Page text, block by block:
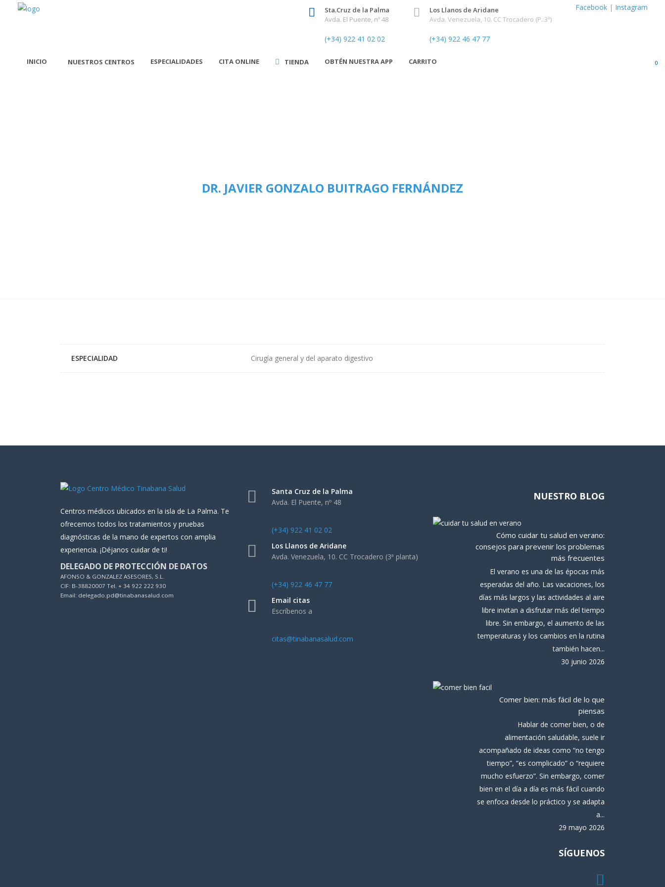
Sta.Cruz de la Palma
Avda. El Puente, nº 48
(+34) 922 41 02 02
Los Llanos de Aridane
Avda. Venezuela, 10. CC Trocadero (P.:3ª)
(+34) 922 46 47 77
Facebook | Instagram
INICIO NUESTROS CENTROS ESPECIALIDADES CITA ONLINE TIENDA OBTÉN NUESTRA APP CARRITO 0
DR. JAVIER GONZALO BUITRAGO FERNÁNDEZ
ESPECIALIDAD Cirugía general y del aparato digestivo
Centros médicos ubicados en la isla de La Palma. Te
ofrecemos todos los tratamientos y pruebas
diagnósticas de la mano de expertos con amplia
experiencia. ¡Déjanos cuidar de ti!
DELEGADO DE PROTECCIÓN DE DATOS
AFONSO & GONZALEZ ASESORES, S.L.
CIF: B-38820007 Tel. + 34 922 222 930
Email: delegado.pd@tinabanasalud.com
Santa Cruz de la Palma
Avda. El Puente, nº 48
(+34) 922 41 02 02
Los Llanos de Aridane
Avda. Venezuela, 10. CC Trocadero (3ª planta)
(+34) 922 46 47 77
Email citas
Escríbenos a
citas@tinabanasalud.com
NUESTRO BLOG
Cómo cuidar tu salud en verano:
consejos para prevenir los problemas
más frecuentes
El verano es una de las épocas más
esperadas del año. Las vacaciones, los
días más largos y las actividades al aire
libre invitan a disfrutar más del tiempo
libre. Sin embargo, el aumento de las
temperaturas y los cambios en la rutina
también hacen...
30 junio 2026
Comer bien: más fácil de lo que
piensas
Hablar de comer bien, o de
alimentación saludable, suele ir
acompañado de ideas como “no tengo
tiempo”, “es complicado” o “requiere
mucho esfuerzo”. Sin embargo, comer
bien en el día a día es más fácil cuando
se enfoca desde lo práctico y se adapta
a...
29 mayo 2026
SÍGUENOS